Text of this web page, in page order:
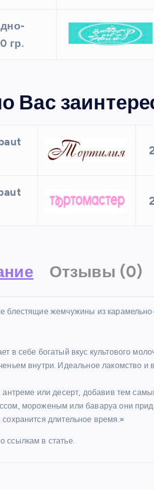
гр.
Вас
Отзывы (0)
жемчужины из
в себе богатый вкус культового
внутри. Идеальное лакомство и
антреме или десерт, добавив тем
мороженым или баваруа они
длительное время.»
ссылкам в статье.